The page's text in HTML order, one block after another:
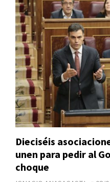
Dieciséis
unen para pedir al
choque